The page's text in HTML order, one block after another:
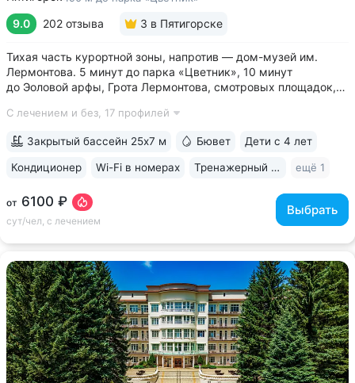
9.0 202 отзыва 3 в Пятигорске
Тихая часть курортной зоны, напротив — дом-музей им.
Лермонтова. 5 минут до парка «Цветник», 10 минут
до Эоловой арфы, Грота Лермонтова, смотровых площадок,
минеральной воды № 29. Воду этого источника можно
С лечением и без, 17 профилей
от 6100 ₽
сут/чел, с лечением
Выбрать
Закрытый бассейн 25х7 м Бювет Дети с 4 лет
Кондиционер Wi-Fi в номерах Тренажерный зал ещё 1